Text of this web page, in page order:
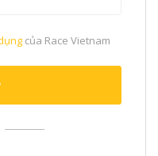
của Race Vietnam